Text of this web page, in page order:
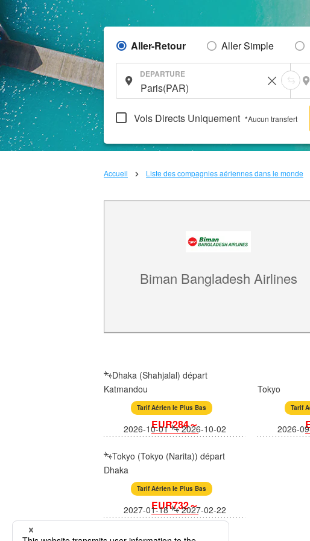
Aller-Retour Aller Simple
DEPARTURE
Vols Directs Uniquement *Aucun transfert
Accueil Liste des compagnies aériennes dans le monde
Biman Bangladesh Airlines
Dhaka (Shahjalal) départ
Katmandou
Tarif Aérien le Plus Bas
EUR284～
2026-10-01 2026-10-02
Tokyo
Tarif
2026-
Tokyo (Tokyo (Narita)) départ
Dhaka
Tarif Aérien le Plus Bas
EUR732～
2027-01-18 2027-02-22